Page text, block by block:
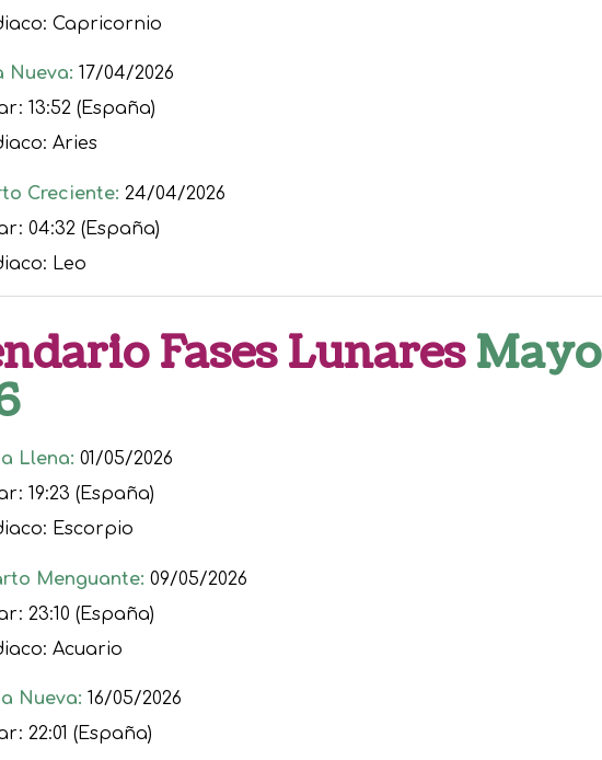
Capricornio
Nueva: 17/04/2026
13:52 (España)
Aries
Creciente: 24/04/2026
04:32 (España)
Leo
Fases LunaresMayo
Llena: 01/05/2026
19:23 (España)
Escorpio
Menguante: 09/05/2026
23:10 (España)
Acuario
Nueva: 16/05/2026
22:01 (España)